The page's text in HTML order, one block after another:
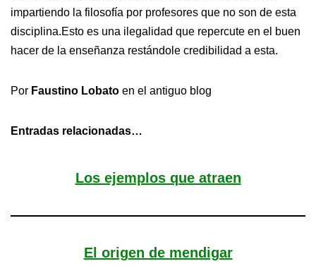
impartiendo la filosofía por profesores que no son de esta
disciplina.Esto es una ilegalidad que repercute en el buen
hacer de la enseñanza restándole credibilidad a esta.
Por Faustino Lobato en el antiguo blog
Entradas relacionadas…
Los ejemplos que atraen
El origen de mendigar